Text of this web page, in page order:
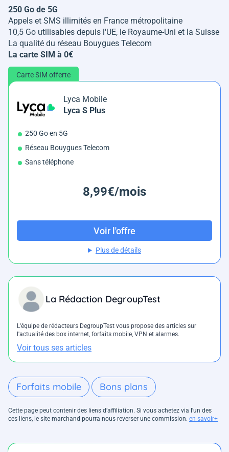
250 Go de 5G
Appels et SMS illimités en France métropolitaine
10,5 Go utilisables depuis l'UE, le Royaume-Uni et la Suisse
La qualité du réseau Bouygues Telecom
La carte SIM à 0€
Carte SIM offerte
Lyca Mobile
Lyca S Plus
250 Go en 5G
Réseau Bouygues Telecom
Sans téléphone
8,99€/mois
Voir l'offre
Plus de détails
La Rédaction DegroupTest
L'équipe de rédacteurs DegroupTest vous propose des articles sur
l'actualité des box internet, forfaits mobile, VPN et alarmes.
Voir tous ses articles
Forfaits mobile Bons plans
Cette page peut contenir des liens d’affiliation. Si vous achetez via l'un des
ces liens, le site marchand pourra nous reverser une commission. en savoir+